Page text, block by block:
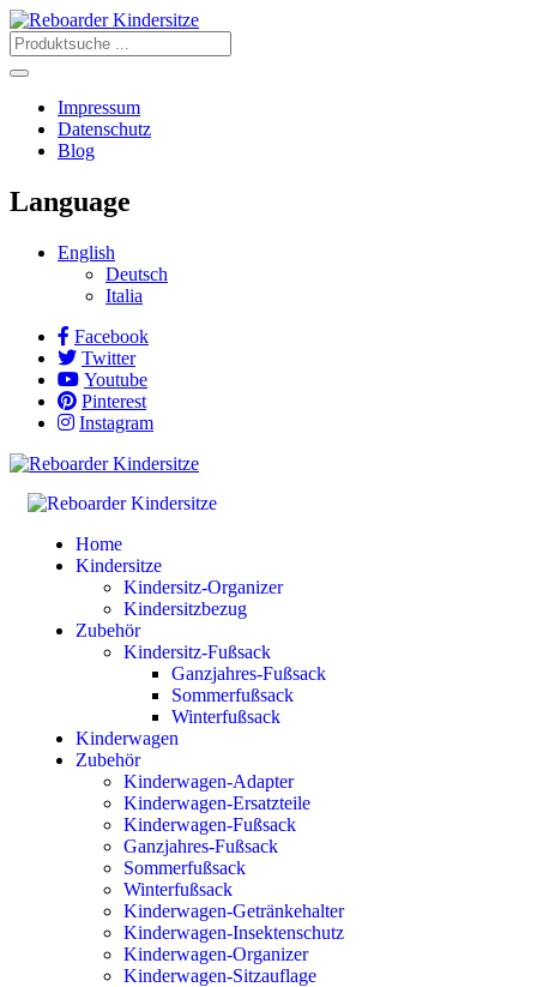
Impressum
Datenschutz
Blog
Language
English
Deutsch
Italia
Facebook
Twitter
Youtube
Pinterest
Instagram
Home
Kindersitze
Kindersitz-Organizer
Kindersitzbezug
Zubehör
Kindersitz-Fußsack
Ganzjahres-Fußsack
Sommerfußsack
Winterfußsack
Kinderwagen
Zubehör
Kinderwagen-Adapter
Kinderwagen-Ersatzteile
Kinderwagen-Fußsack
Ganzjahres-Fußsack
Sommerfußsack
Winterfußsack
Kinderwagen-Getränkehalter
Kinderwagen-Insektenschutz
Kinderwagen-Organizer
Kinderwagen-Sitzauflage